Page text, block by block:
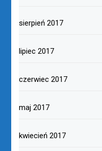
sierpień 2017
lipiec 2017
czerwiec 2017
maj 2017
kwiecień 2017